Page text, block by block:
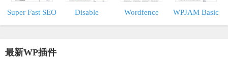
Super Fast SEO Disable Wordfence WPJAM Basic
最新WP插件